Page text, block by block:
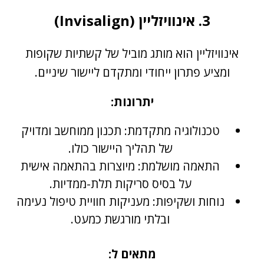
3. אינוויזליין (Invisalign)
אינוויזליין הוא מותג מוביל של קשתיות שקופות
ומציע פתרון ייחודי ומתקדם ליישור שיניים.
יתרונות:
טכנולוגיה מתקדמת: תכנון ממוחשב ומדויק
של תהליך היישור כולו.
התאמה מושלמת: מיוצרות בהתאמה אישית
על בסיס סריקות תלת-ממדיות.
נוחות ושקיפות: מעניקות חוויית טיפול נעימה
ובלתי מורגשת כמעט.
מתאים ל: